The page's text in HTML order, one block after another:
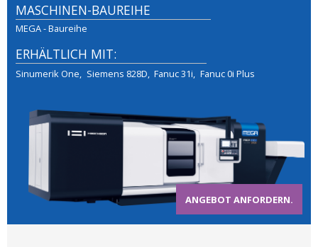
MASCHINEN-BAUREIHE
MEGA - Baureihe
ERHÄLTLICH MIT:
Sinumerik One Siemens 828D Fanuc 31i Fanuc 0i Plus
ANGEBOT ANFORDERN.